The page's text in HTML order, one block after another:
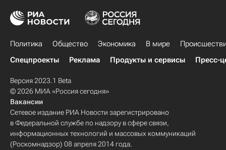
Политика Общество Экономика В мире
Спецпроекты
Реклама Продукты и сервисы Пресс-
Версия 2023.1 Beta
© 2026 МИА «Россия сегодня»
Вакансии
Сетевое издание РИА Новости зарегистрировано
в Федеральной службе по надзору в сфере связи,
информационных технологий и массовых коммуникаций
(Роскомнадзор) 08 апреля 2014 года.